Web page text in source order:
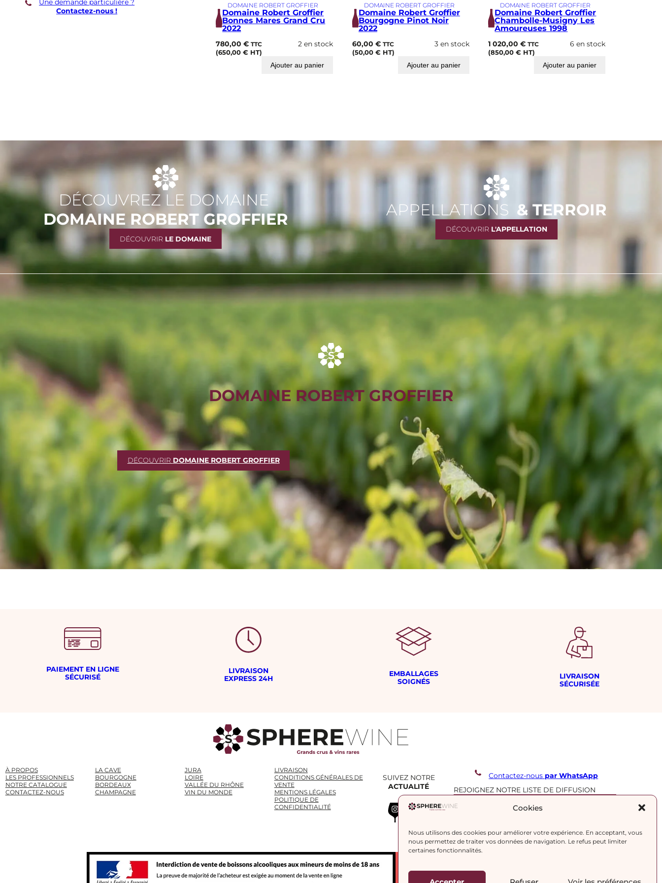
Cookies
Nous utilisons des cookies pour améliorer votre expérience. En acceptant, vous
nous permettez de traiter vos données de navigation. Le refus peut limiter
certaines fonctionnalités.
g
n
y
e
a
2
Une demande particulière ?
Contactez-nous !
DOMAINE ROBERT GROFFIER
Domaine Robert Groffier
Bonnes Mares Grand Cru
2022
780,00€ TTC
(650,00€ HT)
2 en stock
Ajouter au panier
DOMAINE ROBERT GROFFIER
Domaine Robert Groffier
Bourgogne Pinot Noir
2022
60,00 € TTC
(50,00 €HT)
3 en stock
Ajouter au panier
DOMAINE ROBERT GROFFIER
Domaine Robert Groffier
Chambolle-Musigny Les
Amoureuses 1998
1 020,00€ TTC
(850,00€ HT)
6 en stock
Ajouter au panier
DÉCOUVREZ LE DOMAINE
DOMAINE ROBERT GROFFIER
DÉCOUVRIR LE DOMAINE
APPELLATIONS & TERROIR
DÉCOUVRIR L'APPELLATION
DOMAINE ROBERT GROFFIER
DÉCOUVRIR DOMAINE ROBERT GROFFIER
PAIEMENT EN LIGNE
SÉCURISÉ
LIVRAISON
EXPRESS 24H
EMBALLAGES
SOIGNÉS
LIVRAISON
SÉCURISÉE
À PROPOS
LES PROFESSIONNELS
NOTRE CATALOGUE
CONTACTEZ-NOUS
LA CAVE
BOURGOGNE
BORDEAUX
CHAMPAGNE
JURA
LOIRE
VALLÉE DU RHÔNE
VIN DU MONDE
LIVRAISON
CONDITIONS GÉNÉRALES DE
VENTE
MENTIONS LÉGALES
POLITIQUE DE
CONFIDENTIALITÉ
SUIVEZ NOTRE
ACTUALITÉ
Instagram WhatsApp LinkedIn
Contactez-nous par WhatsApp
REJOIGNEZ NOTRE LISTE DE DIFFUSION